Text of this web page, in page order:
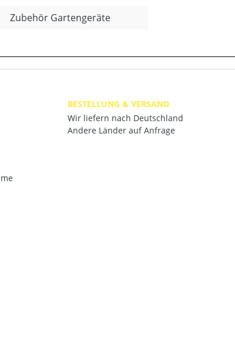
Zubehör Gartengeräte
BESTELLUNG & VERSAND
Wir liefern nach Deutschland
Andere Länder auf Anfrage